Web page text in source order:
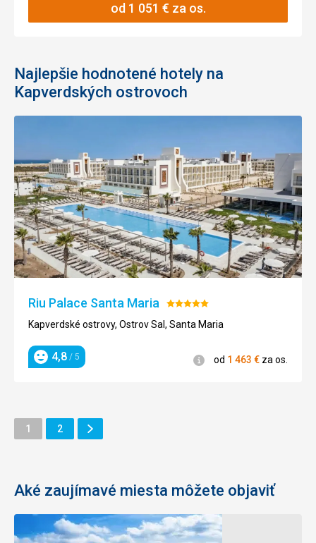
od 1 051 € za os.
Najlepšie hodnotené hotely na
Kapverdských ostrovoch
Riu Palace Santa Maria Hodnotenie:
5/5
Kapverdské ostrovy, Ostrov Sal, Santa Maria
Hodnotenie
4,8 / 5 Informácie
od 1 463 € za os.
Stránka
1 Stránka
2
Ďalšie
Stránka
Aké zaujímavé miesta môžete objaviť